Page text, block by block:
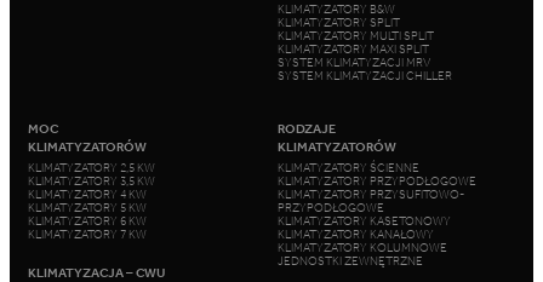
KLIMATYZATORY B&W
KLIMATYZATORY SPLIT
KLIMATYZATORY MULTI SPLIT
KLIMATYZATORY MAXI SPLIT
SYSTEM KLIMATYZACJI MRV
SYSTEM KLIMATYZACJI CHILLER
MOC
KLIMATYZATORÓW
KLIMATYZATORY 2,5 KW
KLIMATYZATORY 3,5 KW
KLIMATYZATORY 4 KW
KLIMATYZATORY 5 KW
KLIMATYZATORY 6 KW
KLIMATYZATORY 7 KW
KLIMATYZACJA – CWU
RODZAJE
KLIMATYZATORÓW
KLIMATYZATORY ŚCIENNE
KLIMATYZATORY PRZYPODŁOGOWE
KLIMATYZATORY PRZYSUFITOWO-
PRZYPODŁOGOWE
KLIMATYZATORY KASETONOWY
KLIMATYZATORY KANAŁOWY
KLIMATYZATORY KOLUMNOWE
JEDNOSTKI ZEWNĘTRZNE